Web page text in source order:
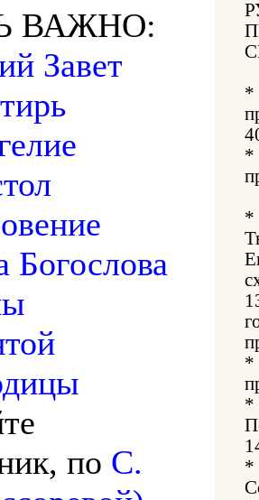
ВАЖНО:
Завет
Богослова
по С.
*
*
*
*
*
*